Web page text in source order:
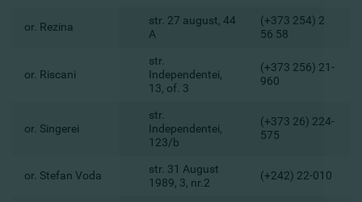
or. Rezina
str. 27 august, 44
A
(+373 254) 2
56 58
or. Riscani
str.
Independentei,
13, of. 3
(+373 256) 21-
960
or. Singerei
str.
Independentei,
123/b
(+373 26) 224-
575
or. Stefan Voda
str. 31 August
1989, 3, nr.2
(+242) 22-010